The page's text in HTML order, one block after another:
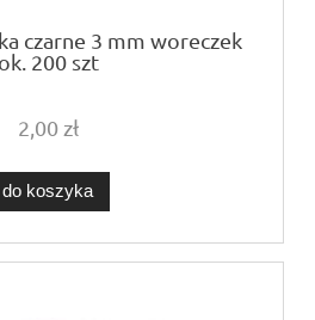
czarne 3 mm woreczek
ok. 200 szt
2,00 zł
do koszyka